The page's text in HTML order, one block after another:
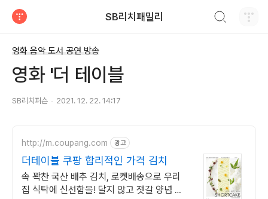
SB리치패밀리
영화 음악 도서 공연 방송
영화 '더 테이블
SB리치퍼슨 2021. 12. 22. 14:17
http://m.coupang.com 광고
더테이블 쿠팡 합리적인 가격 김치
속 꽉찬 국산 배추 김치, 로켓배송으로 우리
집 식탁에 신선함을! 달지 않고 젓갈 양념 넉